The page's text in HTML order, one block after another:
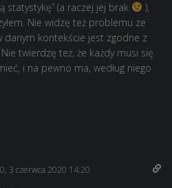
statystykę” (a raczej jej brak
),
Nie widzę też problemu ze
danym kontekście jest zgodne z
twierdzę też, że każdy musi się
i na pewno ma, według niego
3 czerwca 2020 14:20